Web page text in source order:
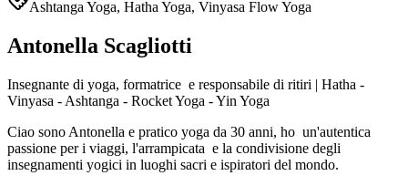
Ashtanga Yoga, Hatha Yoga, Vinyasa Flow Yoga
Antonella Scagliotti
Insegnante di yoga, formatrice e responsabile di ritiri | Hatha -
Vinyasa - Ashtanga - Rocket Yoga - Yin Yoga
Ciao sono Antonella e pratico yoga da 30 anni, ho un'autentica
passione per i viaggi, l'arrampicata e la condivisione degli
insegnamenti yogici in luoghi sacri e ispiratori del mondo.